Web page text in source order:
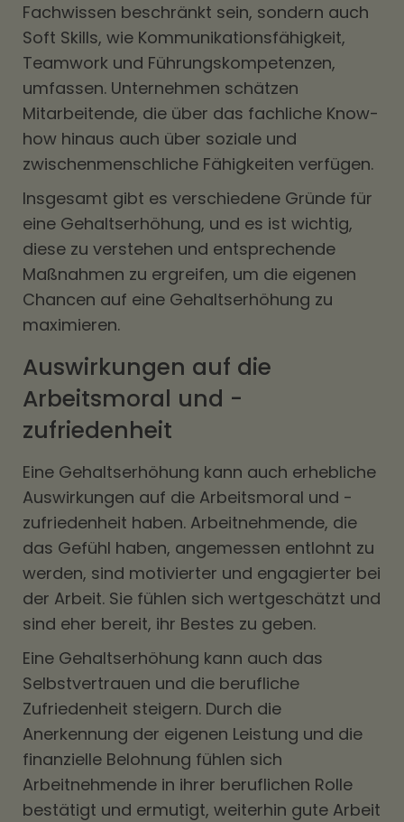
Fachwissen beschränkt sein, sondern auch
Soft Skills, wie Kommunikationsfähigkeit,
Teamwork und Führungskompetenzen,
umfassen. Unternehmen schätzen
Mitarbeitende, die über das fachliche Know-
how hinaus auch über soziale und
zwischenmenschliche Fähigkeiten verfügen.
Insgesamt gibt es verschiedene Gründe für
eine Gehaltserhöhung, und es ist wichtig,
diese zu verstehen und entsprechende
Maßnahmen zu ergreifen, um die eigenen
Chancen auf eine Gehaltserhöhung zu
maximieren.
Auswirkungen auf die
Arbeitsmoral und -
zufriedenheit
Eine Gehaltserhöhung kann auch erhebliche
Auswirkungen auf die Arbeitsmoral und -
zufriedenheit haben. Arbeitnehmende, die
das Gefühl haben, angemessen entlohnt zu
werden, sind motivierter und engagierter bei
der Arbeit. Sie fühlen sich wertgeschätzt und
sind eher bereit, ihr Bestes zu geben.
Eine Gehaltserhöhung kann auch das
Selbstvertrauen und die berufliche
Zufriedenheit steigern. Durch die
Anerkennung der eigenen Leistung und die
finanzielle Belohnung fühlen sich
Arbeitnehmende in ihrer beruflichen Rolle
bestätigt und ermutigt, weiterhin gute Arbeit